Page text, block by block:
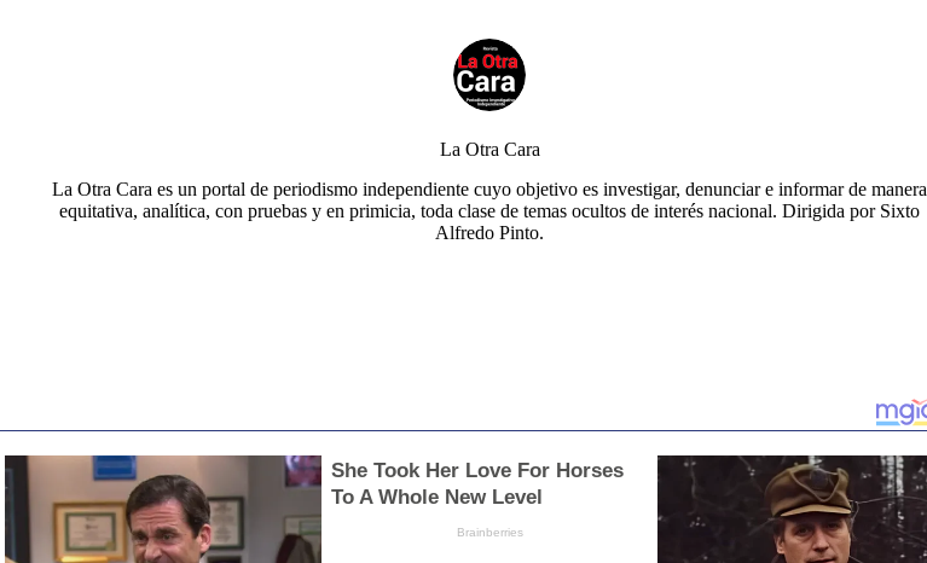
La Otra Cara
La Otra Cara es un portal de periodismo independiente cuyo objetivo es investigar, denunciar e informar de manera
equitativa, analítica, con pruebas y en primicia, toda clase de temas ocultos de interés nacional. Dirigida por Sixto
Alfredo Pinto.